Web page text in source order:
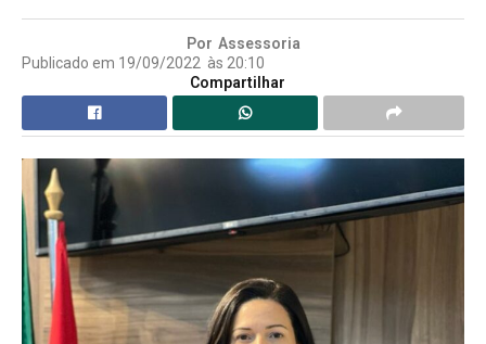
Por Assessoria
Publicado em 19/09/2022 às 20:10
Compartilhar